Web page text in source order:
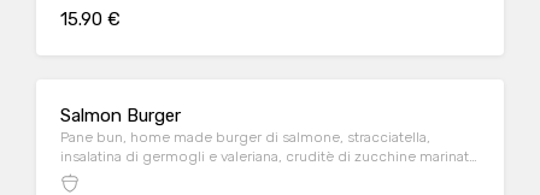
15.90 €
Salmon Burger
Pane bun, home made burger di salmone, stracciatella,
insalatina di germogli e valeriana, cruditè di zucchine marinate
e salsa guacamole